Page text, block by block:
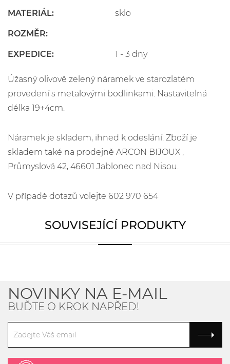
MATERIÁL: sklo
ROZMĚR:
EXPEDICE: 1 - 3 dny
Úžasný olivově zelený náramek ve starozlatém
provedení s metalovými bodlinkami. Nastavitelná
délka 19+4cm.
Náramek je skladem, ihned k odeslání. Zboží je
skladem také na prodejně ARCON BIJOUX ,
Průmyslová 42, 46601 Jablonec nad Nisou.
V případě dotazů volejte 602 970 654
SOUVISEJÍCÍ PRODUKTY
NOVINKY NA E-MAIL
BUĎTE O KROK NAPŘED!